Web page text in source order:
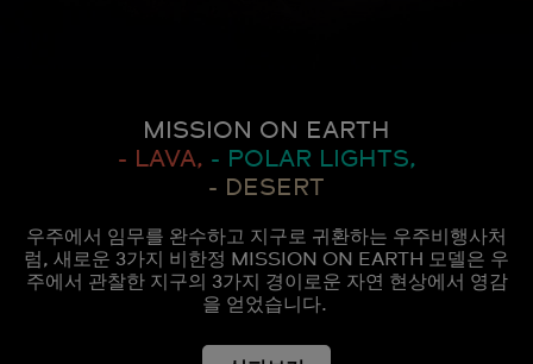
MISSION ON EARTH
- LAVA, - POLAR LIGHTS,
- DESERT
우주에서 임무를 완수하고 지구로 귀환하는 우주비행사처
럼, 새로운 3가지 비한정 MISSION ON EARTH 모델은 우
주에서 관찰한 지구의 3가지 경이로운 자연 현상에서 영감
을 얻었습니다.